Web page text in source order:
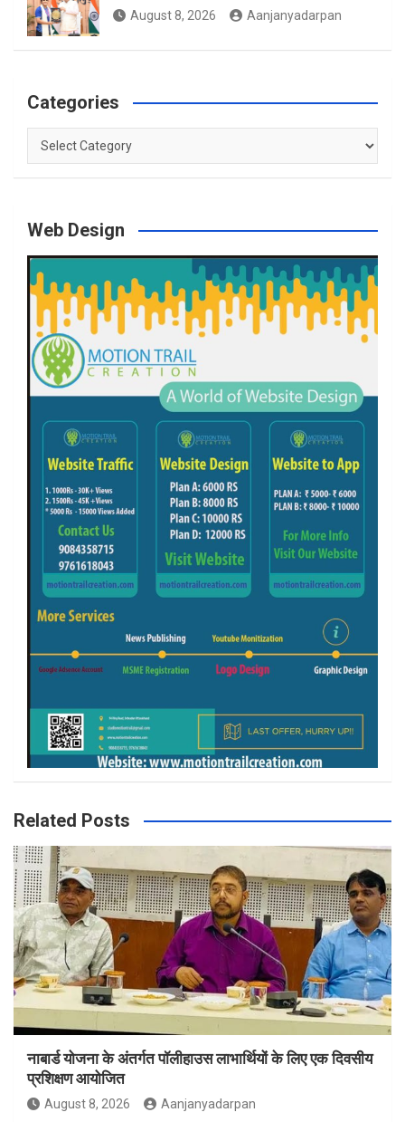
August 8, 2026 Aanjanyadarpan
Categories
Categories
Web Design
Related Posts
नाबार्ड योजना के अंतर्गत पॉलीहाउस लाभार्थियों के लिए एक दिवसीय
प्रशिक्षण आयोजित
August 8, 2026 Aanjanyadarpan